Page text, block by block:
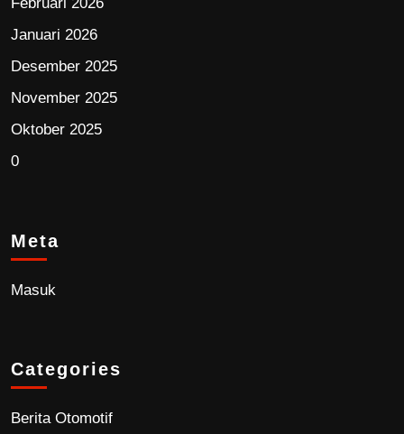
Januari 2026
Desember 2025
November 2025
Oktober 2025
0
Meta
Masuk
Categories
Berita Otomotif